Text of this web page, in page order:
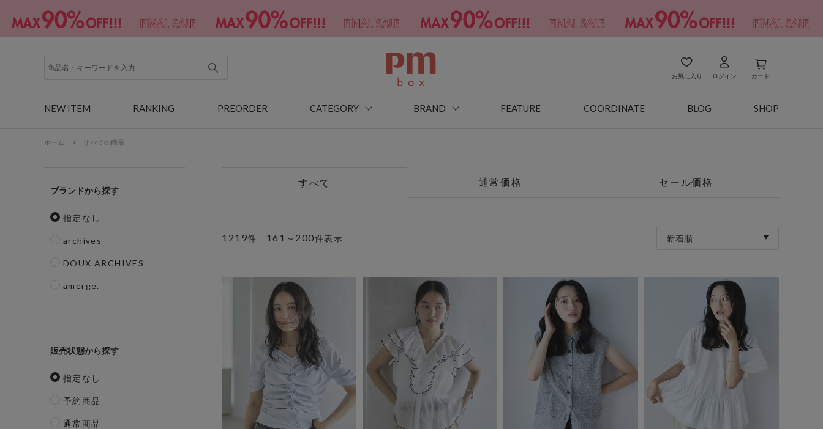
お気に入り ログイン カート
NEW ITEM RANKING PREORDER CATEGORY BRAND FEATURE COORDINATE BLOG SHOP
ホーム > すべての商品
ブランド
指定なし
archives
DOUX ARCHIVES
amerge.
販売状態
指定なし
予約商品
通常商品
すべて 通常価格 セール価格
1219件 161 ～ 200件表示 新着順